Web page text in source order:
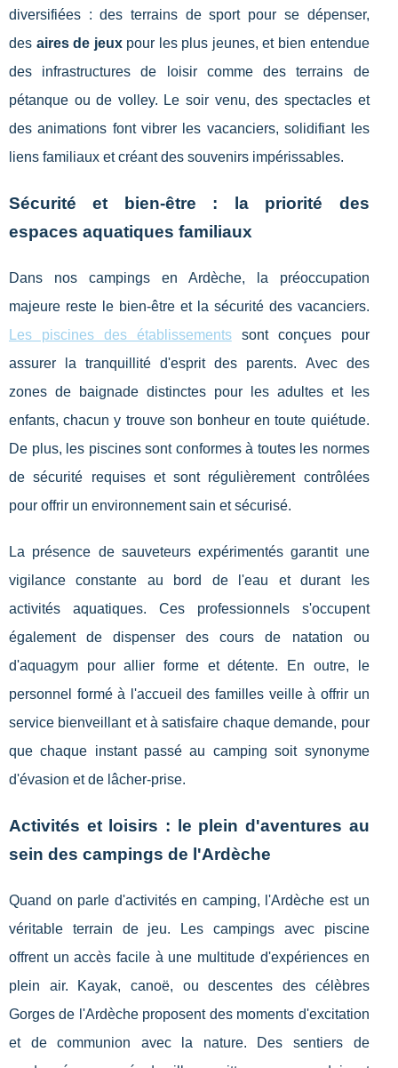
diversifiées : des terrains de sport pour se dépenser,
des aires de jeuxpour les plus jeunes, et bien entendue
des infrastructures de loisir comme des terrains de
pétanque ou de volley. Le soir venu, des spectacles et
des animations font vibrer les vacanciers, solidifiant les
liens familiaux et créant des souvenirs impérissables.
Sécurité et bien-être : la priorité des
espaces aquatiques familiaux
Dans nos campings en Ardèche, la préoccupation
majeure reste le bien-être et la sécurité des vacanciers.
Les piscines des établissementssont conçues pour
assurer la tranquillité d'esprit des parents. Avec des
zones de baignade distinctes pour les adultes et les
enfants, chacun y trouve son bonheur en toute quiétude.
De plus, les piscines sont conformes à toutes les normes
de sécurité requises et sont régulièrement contrôlées
pour offrir un environnement sain et sécurisé.
La présence de sauveteurs expérimentés garantit une
vigilance constante au bord de l'eau et durant les
activités aquatiques. Ces professionnels s'occupent
également de dispenser des cours de natation ou
d'aquagym pour allier forme et détente. En outre, le
personnel formé à l'accueil des familles veille à offrir un
service bienveillant et à satisfaire chaque demande, pour
que chaque instant passé au camping soit synonyme
d'évasion et de lâcher-prise.
Activités et loisirs : le plein d'aventures au
sein des campings de l'Ardèche
Quand on parle d'activités en camping, l'Ardèche est un
véritable terrain de jeu. Les campings avec piscine
offrent un accès facile à une multitude d'expériences en
plein air. Kayak, canoë, ou descentes des célèbres
Gorges de l'Ardèche proposent des moments d'excitation
et de communion avec la nature. Des sentiers de